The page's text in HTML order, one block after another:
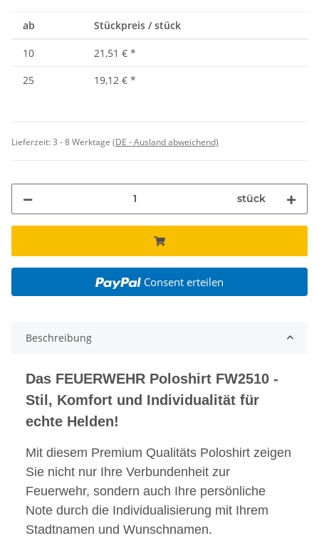
ab Stückpreis / stück
10 21,51 € *
25
19,12 € *
Lieferzeit:3 - 8 Werktage (DE - Ausland abweichend)
stück
Consent erteilen
Beschreibung
Das FEUERWEHR Poloshirt FW2510 -
Stil, Komfort und Individualität für
echte Helden!
Mit diesem Premium Qualitäts Poloshirt zeigen
Sie nicht nur Ihre Verbundenheit zur
Feuerwehr, sondern auch Ihre persönliche
Note durch die Individualisierung mit Ihrem
Stadtnamen und Wunschnamen.